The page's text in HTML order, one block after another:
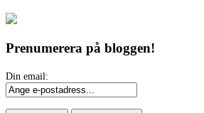
Prenumerera på bloggen!